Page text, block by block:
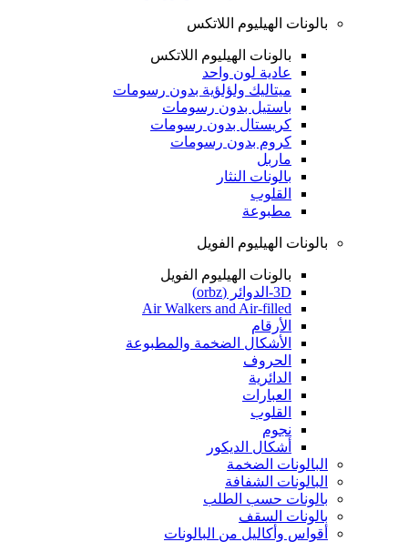
بالونات الهيليوم اللاتكس
بالونات الهيليوم اللاتكس
عادية لون واحد
ميتاليك ولؤلؤية بدون رسومات
باستيل بدون رسومات
كريستال بدون رسومات
كروم بدون رسومات
ماربل
بالونات النثار
القلوب
مطبوعة
بالونات الهيليوم الفويل
بالونات الهيليوم الفويل
3D-الدوائر (orbz)
Air Walkers and Air-filled
الأرقام
الأشكال الضخمة والمطبوعة
الحروف
الدائرية
العبارات
القلوب
نجوم
أشكال الديكور
البالونات الضخمة
البالونات الشفافة
بالونات حسب الطلب
بالونات السقف
أقواس وأكاليل من البالونات